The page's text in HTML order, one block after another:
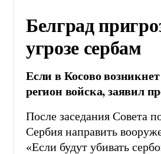
Белград
угрозе сербам
Если в Косово
регион войска, заявил
После заседания Совета
Сербия направить
«Если будут убивать